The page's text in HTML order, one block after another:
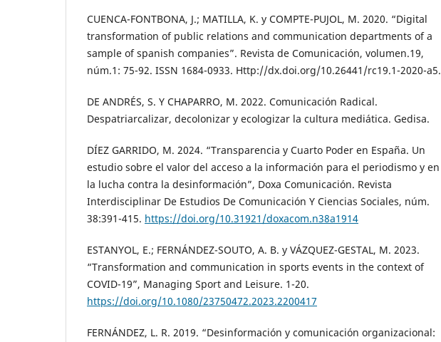
CUENCA-FONTBONA, J.; MATILLA, K. y COMPTE-PUJOL, M. 2020. “Digital
transformation of public relations and communication departments of a
sample of spanish companies”. Revista de Comunicación, volumen.19,
núm.1: 75-92. ISSN 1684-0933. Http://dx.doi.org/10.26441/rc19.1-2020-a5.
DE ANDRÉS, S. Y CHAPARRO, M. 2022. Comunicación Radical.
Despatriarcalizar, decolonizar y ecologizar la cultura mediática. Gedisa.
DÍEZ GARRIDO, M. 2024. “Transparencia y Cuarto Poder en España. Un
estudio sobre el valor del acceso a la información para el periodismo y en
la lucha contra la desinformación”, Doxa Comunicación. Revista
Interdisciplinar De Estudios De Comunicación Y Ciencias Sociales, núm.
38:391-415. https://doi.org/10.31921/doxacom.n38a1914
ESTANYOL, E.; FERNÁNDEZ-SOUTO, A. B. y VÁZQUEZ-GESTAL, M. 2023.
“Transformation and communication in sports events in the context of
COVID-19”, Managing Sport and Leisure. 1-20.
https://doi.org/10.1080/23750472.2023.2200417
FERNÁNDEZ, L. R. 2019. “Desinformación y comunicación organizacional: